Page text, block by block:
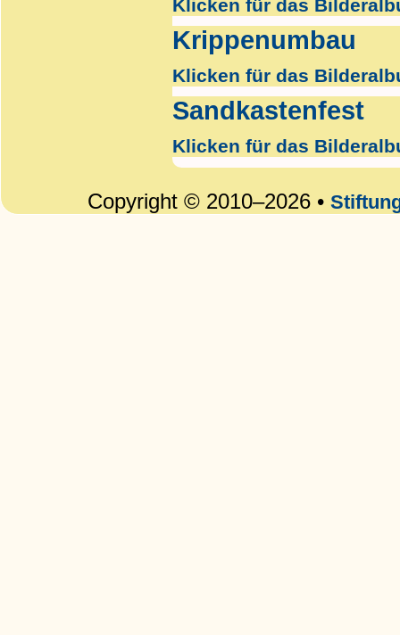
Klicken für das
Krippenumbau
Klicken für das
Sandkastenfest
Klicken für das
Copyright © 2010–2026 •